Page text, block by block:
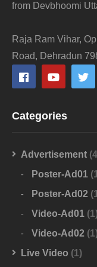
from Devbhoomi
Raja Ram Vihar,
Road, Dehradun
Categories
Advertisement
Poster-Ad01
Poster-Ad02
Video-Ad01
Video-Ad02
Live Video (1)